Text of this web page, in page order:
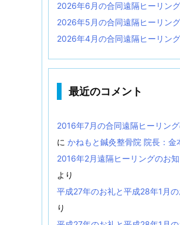
2026年6月の合同遠隔ヒーリング
2026年5月の合同遠隔ヒーリング
2026年4月の合同遠隔ヒーリング
最近のコメント
2016年7月の合同遠隔ヒーリング
に かねもと鍼灸整骨院 院長：金
2016年2月遠隔ヒーリングのお知
より
平成27年のお礼と平成28年1月
り